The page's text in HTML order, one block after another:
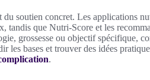
soutien concret. Les applications
tandis que Nutri-Score et les
grossesse ou objectif spécifique,
les bases et trouver des idées
.